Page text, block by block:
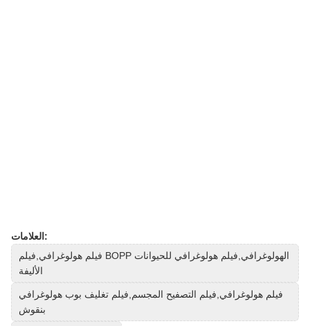
العلامات:
فيلم هولوغرافي,فيلم BOPP الهولوغرافي,فيلم هولوغرافي للحيوانات
الأليفة
فيلم هولوغرافي,فيلم التصفيح المجسم,فيلم تغليف بوب هولوغرافي
بنقوش